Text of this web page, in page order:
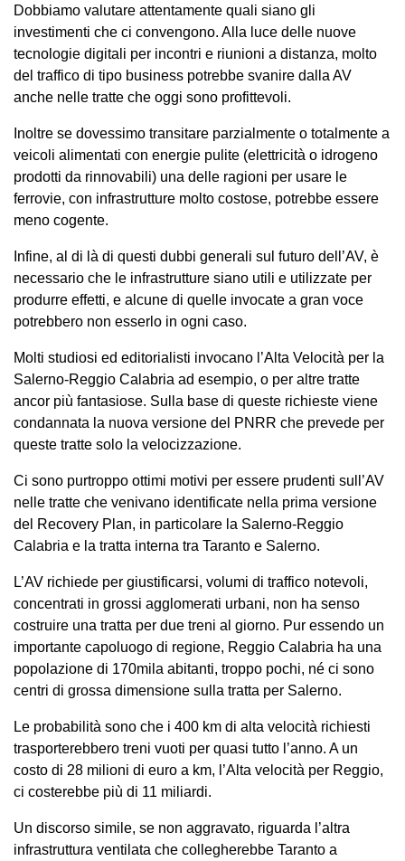
Dobbiamo valutare attentamente quali siano gli
investimenti che ci convengono. Alla luce delle nuove
tecnologie digitali per incontri e riunioni a distanza, molto
del traffico di tipo business potrebbe svanire dalla AV
anche nelle tratte che oggi sono profittevoli.
Inoltre se dovessimo transitare parzialmente o totalmente a
veicoli alimentati con energie pulite (elettricità o idrogeno
prodotti da rinnovabili) una delle ragioni per usare le
ferrovie, con infrastrutture molto costose, potrebbe essere
meno cogente.
Infine, al di là di questi dubbi generali sul futuro dell’AV, è
necessario che le infrastrutture siano utili e utilizzate per
produrre effetti, e alcune di quelle invocate a gran voce
potrebbero non esserlo in ogni caso.
Molti studiosi ed editorialisti invocano l’Alta Velocità per la
Salerno-Reggio Calabria ad esempio, o per altre tratte
ancor più fantasiose. Sulla base di queste richieste viene
condannata la nuova versione del PNRR che prevede per
queste tratte solo la velocizzazione.
Ci sono purtroppo ottimi motivi per essere prudenti sull’AV
nelle tratte che venivano identificate nella prima versione
del Recovery Plan, in particolare la Salerno-Reggio
Calabria e la tratta interna tra Taranto e Salerno.
L’AV richiede per giustificarsi, volumi di traffico notevoli,
concentrati in grossi agglomerati urbani, non ha senso
costruire una tratta per due treni al giorno. Pur essendo un
importante capoluogo di regione, Reggio Calabria ha una
popolazione di 170mila abitanti, troppo pochi, né ci sono
centri di grossa dimensione sulla tratta per Salerno.
Le probabilità sono che i 400 km di alta velocità richiesti
trasporterebbero treni vuoti per quasi tutto l’anno. A un
costo di 28 milioni di euro a km, l’Alta velocità per Reggio,
ci costerebbe più di 11 miliardi.
Un discorso simile, se non aggravato, riguarda l’altra
infrastruttura ventilata che collegherebbe Taranto a